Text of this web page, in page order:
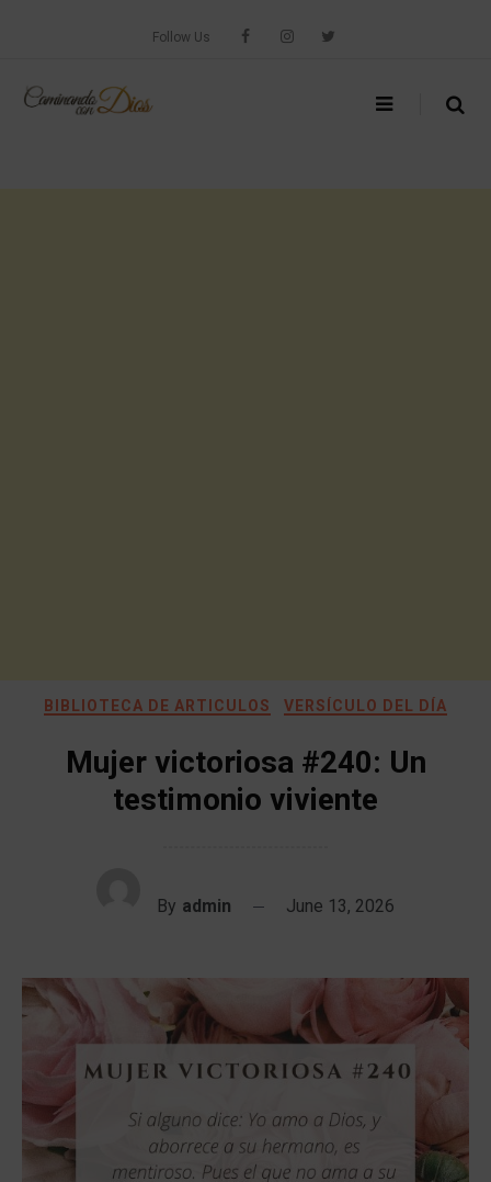
Follow Us
BIBLIOTECA DE ARTICULOS VERSÍCULO DEL DÍA
Mujer victoriosa #240: Un
testimonio viviente
By admin June 13, 2026